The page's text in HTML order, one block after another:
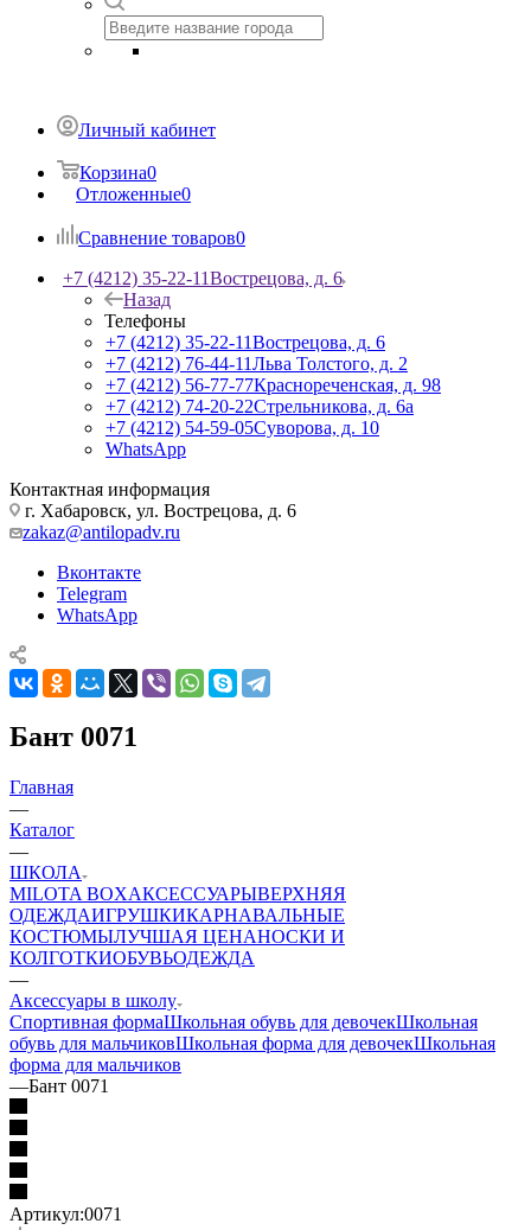
Личный кабинет
Корзина0
Отложенные0
Сравнение товаров0
+7 (4212) 35-22-11Вострецова, д. 6
Назад
Телефоны
+7 (4212) 35-22-11Вострецова, д. 6
+7 (4212) 76-44-11Льва Толстого, д. 2
+7 (4212) 56-77-77Краснореченская, д. 98
+7 (4212) 74-20-22Стрельникова, д. 6а
+7 (4212) 54-59-05Суворова, д. 10
WhatsApp
Контактная информация
г. Хабаровск, ул. Вострецова, д. 6
zakaz@antilopadv.ru
Вконтакте
Telegram
WhatsApp
Бант 0071
Главная
—
Каталог
—
ШКОЛА
MILOTA BOXАКСЕССУАРЫВЕРХНЯЯ
ОДЕЖДАИГРУШКИКАРНАВАЛЬНЫЕ
КОСТЮМЫЛУЧШАЯ ЦЕНАНОСКИ И
КОЛГОТКИОБУВЬОДЕЖДА
—
Аксессуары в школу
Спортивная формаШкольная обувь для девочекШкольная
обувь для мальчиковШкольная форма для девочекШкольная
форма для мальчиков
—Бант 0071
Артикул:0071